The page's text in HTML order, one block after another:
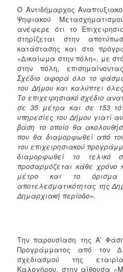
Ο Αντιδήμαρχος
Ψηφιακού
ανέφερε ότι το
στηρίζεται στην
κατάστασης και στο
«Δικαίωμα στην πόλη», με
στην πόλη,
Σχέδιο αφορά όλο το
του Δήμου και καλύπτει
Το επιχειρησιακό σχέδιο
σε 35 μέτρα και σε 153
υπηρεσίες του Δήμου γιατί
βάση το οποίο θα
που θα διαμορφωθεί από
του επιχειρησιακού
διαμορφωθεί το τελικό
προσαρμόζεται κάθε χρόνο
μέτρο και το όρισμα
αποτελεσματικότητας της
Δημαρχιακή περίοδο».
Την παρουσίαση της Α’
Προγράμματος από τον
σχεδιασμού της
Καλογήρου, στην αίθουσα